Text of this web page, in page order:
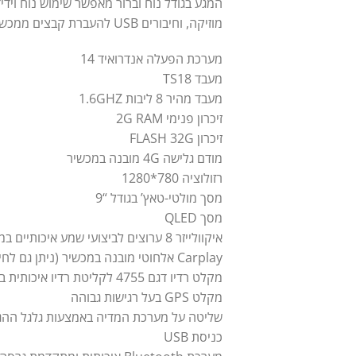
מוזיקה, וחיבורים USB להעברת קבצים ממכשירים ניידים. הקאר פליי אלחוטי מאפשר האזנה למוזיקה וניהול מדיה ללא צורך בחיבור כבלים,
מערכת הפעלה אנדרואיד 14
מעבד TS18
מעבד מהיר 8 ליבות 1.6GHZ
זיכרון פנימי 2G RAM
זיכרון FLASH 32G
מודם גלישה 4G מובנה במכשיר
רזולוציה 780*1280
מסך מולטי-טאץ’ בגודל “9
מסך QLED
איקוולייזר 8 ערוצים לביצועי שמע איכותיים במיוחד
Carplay אלחוטי מובנה במכשיר (ניתן גם לחיבור חוטי) Android Auto בחיבור חוטי
מקלט רדיו דגם 4755 לקליטת רדיו איכותית במיוחד
מקלט GPS בעל רגישות גבוהה
שליטה על מערכת המדיה באמצעות גלגל
כניסת USB